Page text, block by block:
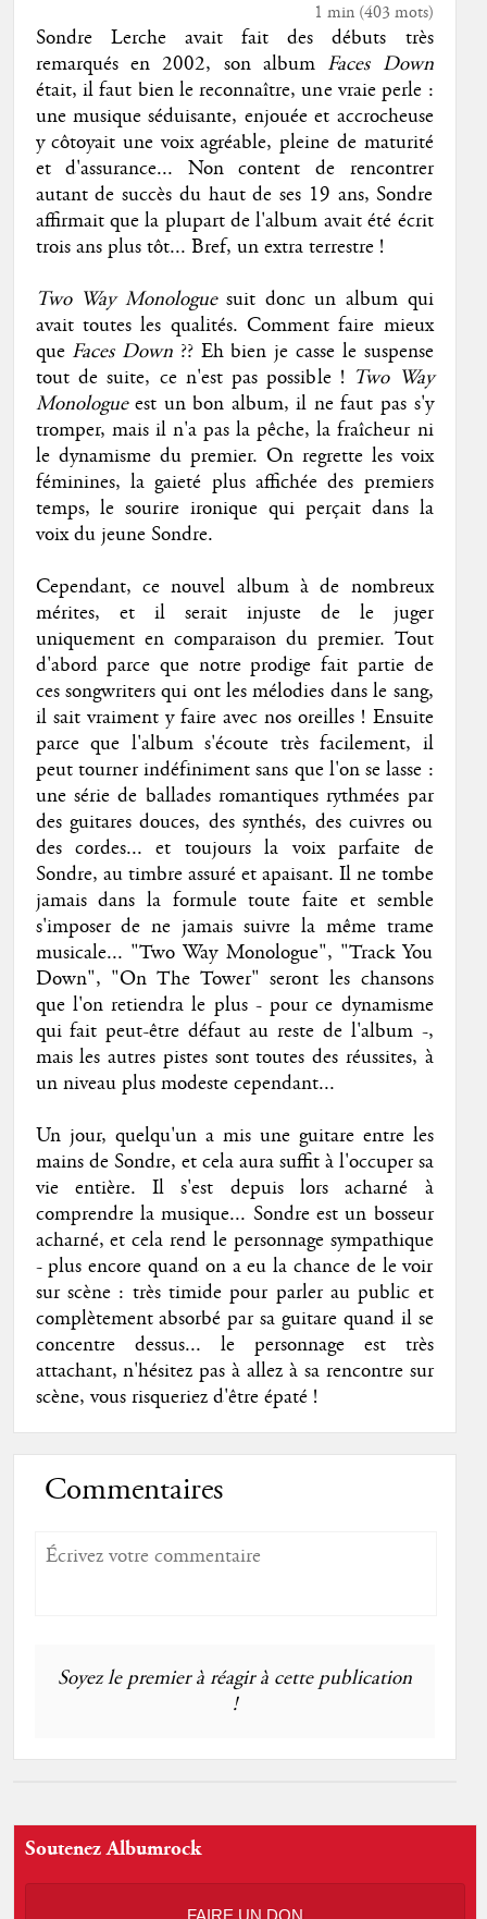
1 min(403 mots)
Sondre Lerche avait fait des débuts très
remarqués en 2002, son album Faces Down
était, il faut bien le reconnaître, une vraie perle :
une musique séduisante, enjouée et accrocheuse
y côtoyait une voix agréable, pleine de maturité
et d'assurance... Non content de rencontrer
autant de succès du haut de ses 19 ans, Sondre
affirmait que la plupart de l'album avait été écrit
trois ans plus tôt... Bref, un extra terrestre !
Two Way Monologuesuit donc un album qui
avait toutes les qualités. Comment faire mieux
que Faces Down ?? Eh bien je casse le suspense
tout de suite, ce n'est pas possible ! Two Way
Monologueest un bon album, il ne faut pas s'y
tromper, mais il n'a pas la pêche, la fraîcheur ni
le dynamisme du premier. On regrette les voix
féminines, la gaieté plus affichée des premiers
temps, le sourire ironique qui perçait dans la
voix du jeune Sondre.
Cependant, ce nouvel album à de nombreux
mérites, et il serait injuste de le juger
uniquement en comparaison du premier. Tout
d'abord parce que notre prodige fait partie de
ces songwriters qui ont les mélodies dans le sang,
il sait vraiment y faire avec nos oreilles ! Ensuite
parce que l'album s'écoute très facilement, il
peut tourner indéfiniment sans que l'on se lasse :
une série de ballades romantiques rythmées par
des guitares douces, des synthés, des cuivres ou
des cordes... et toujours la voix parfaite de
Sondre, au timbre assuré et apaisant. Il ne tombe
jamais dans la formule toute faite et semble
s'imposer de ne jamais suivre la même trame
musicale... "Two Way Monologue", "Track You
Down", "On The Tower" seront les chansons
que l'on retiendra le plus - pour ce dynamisme
qui fait peut-être défaut au reste de l'album -,
mais les autres pistes sont toutes des réussites, à
un niveau plus modeste cependant...
Un jour, quelqu'un a mis une guitare entre les
mains de Sondre, et cela aura suffit à l'occuper sa
vie entière. Il s'est depuis lors acharné à
comprendre la musique... Sondre est un bosseur
acharné, et cela rend le personnage sympathique
- plus encore quand on a eu la chance de le voir
sur scène : très timide pour parler au public et
complètement absorbé par sa guitare quand il se
concentre dessus... le personnage est très
attachant, n'hésitez pas à allez à sa rencontre sur
scène, vous risqueriez d'être épaté !
Commentaires
Soyez le premier à réagir à cette publication
!
Soutenez Albumrock